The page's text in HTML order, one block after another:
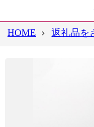
HOME 返礼品を